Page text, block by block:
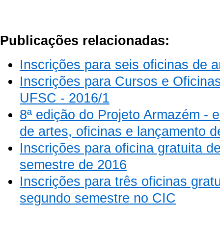
Publicações relacionadas:
Inscrições para seis oficinas de
Inscrições para Cursos e
UFSC - 2016/1
8ª edição do Projeto Armazém -
de artes, oficinas e lançamento
Inscrições para oficina gratuita
semestre de 2016
Inscrições para três oficinas
segundo semestre no CIC